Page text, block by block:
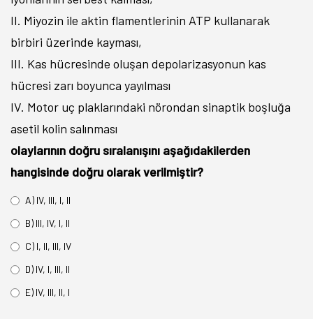
II. Miyozin ile aktin flamentlerinin ATP kullanarak
birbiri üzerinde kayması,
III. Kas hücresinde oluşan depolarizasyonun kas
hücresi zarı boyunca yayılması
IV. Motor uç plaklarındaki nörondan sinaptik boşluğa
asetil kolin salınması
olaylarının doğru sıralanışını aşağıdakilerden
hangisinde doğru olarak verilmiştir?
A) IV, III, I, II
B) III, IV, I, II
C) I, II, III, IV
D) IV, I, III, II
E) IV, III, II, I